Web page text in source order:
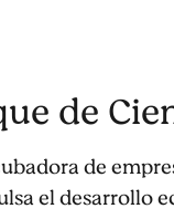
de
de
el desarrollo